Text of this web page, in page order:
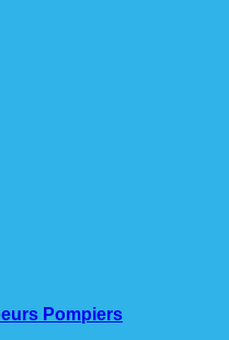
Pompiers